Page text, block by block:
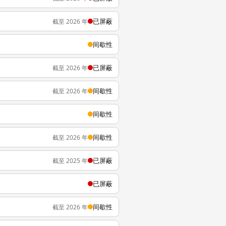
截至 2026 年 已屏蔽
间歇性
截至 2026 年 已屏蔽
截至 2026 年 间歇性
间歇性
截至 2026 年 间歇性
截至 2025 年 已屏蔽
已屏蔽
截至 2026 年 间歇性